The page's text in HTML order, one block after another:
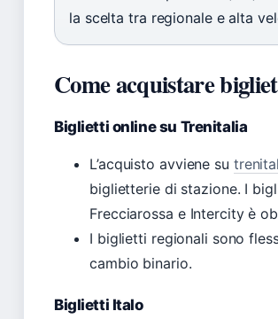
la scelta tra regionale e alta
Come acquistare
Biglietti online su Trenitalia
L’acquisto avviene su
biglietterie di stazione. I
Frecciarossa e Intercity è
I biglietti regionali sono
cambio binario.
Biglietti Italo